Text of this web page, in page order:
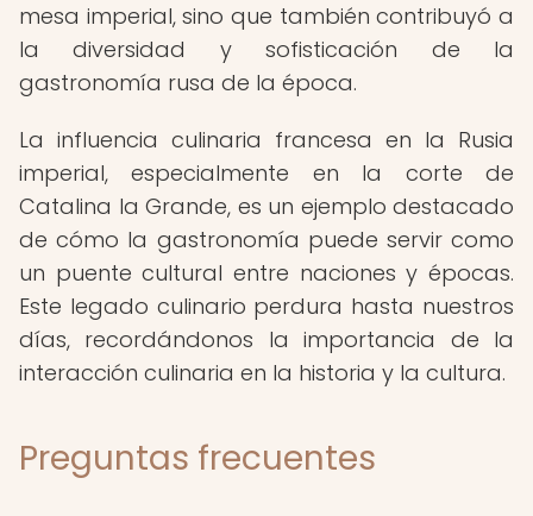
mesa imperial, sino que también contribuyó a
la diversidad y sofisticación de la
gastronomía rusa de la época.
La influencia culinaria francesa en la Rusia
imperial, especialmente en la corte de
Catalina la Grande, es un ejemplo destacado
de cómo la gastronomía puede servir como
un puente cultural entre naciones y épocas.
Este legado culinario perdura hasta nuestros
días, recordándonos la importancia de la
interacción culinaria en la historia y la cultura.
Preguntas frecuentes